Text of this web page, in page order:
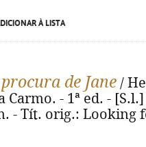
À LISTA
de Jane /
Carmo. - 1ª ed. -
- Tít. orig.: Looking